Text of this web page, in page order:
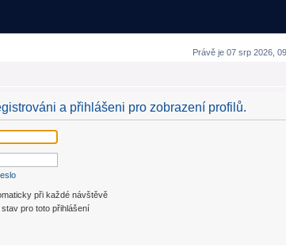
Právě je 07 srp 2026,
a přihlášeni pro zobrazení profilů.
při každé návštěvě
pro toto přihlášení